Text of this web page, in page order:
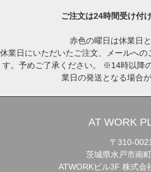
ご注文は24時間受け付
赤色の曜日は休業日と
休業日にいただいたご注文、メールへの
す。予めご了承ください。 ※14時以降
業日の発送となる場合
AT WORK
〒310-0021
茨城県水戸市南
ATWORKビル3F 株式会